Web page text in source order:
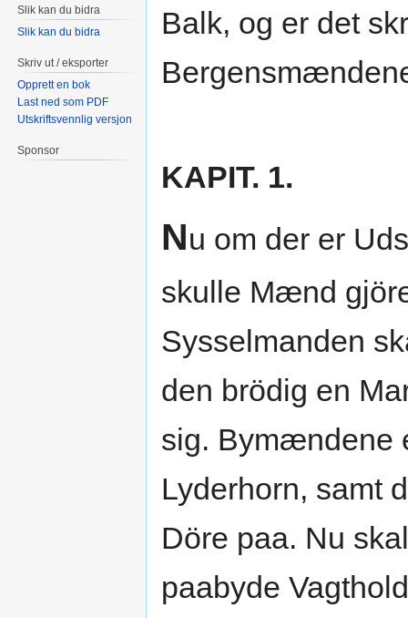
Balk, og er det
KAPIT. 1.
Nu om der er
skulle Mænd
Sysselmanden
den brödig en
sig. Bymændene
Lyderhorn, samt
Döre paa. Nu
paabyde
Slik kan du bidra
Slik kan du bidra
Skriv ut / eksporter
Opprett en bok
Last ned som PDF
Utskriftsvennlig versjon
Sponsor